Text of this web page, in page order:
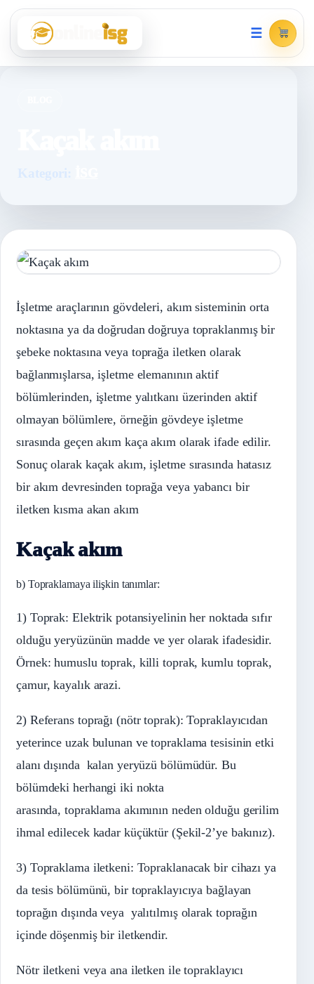
☰
Kategori:
İşletme araçlarının gövdeleri, akım sisteminin orta
noktasına ya da doğrudan doğruya topraklanmış bir
şebeke noktasına veya toprağa iletken olarak
bağlanmışlarsa, işletme elemanının aktif
bölümlerinden, işletme yalıtkanı üzerinden aktif
olmayan bölümlere, örneğin gövdeye işletme
sırasında geçen akım kaça akım olarak ifade edilir.
Sonuç olarak kaçak akım, işletme sırasında hatasız
bir akım devresinden toprağa veya yabancı bir
iletken kısma akan akım
Kaçak akım
b) Topraklamaya ilişkin tanımlar:
1) Toprak: Elektrik potansiyelinin her noktada sıfır
olduğu yeryüzünün madde ve yer olarak ifadesidir.
Örnek: humuslu toprak, killi toprak, kumlu toprak,
çamur, kayalık arazi.
2) Referans toprağı (nötr toprak): Topraklayıcıdan
yeterince uzak bulunan ve topraklama tesisinin etki
alanı dışında kalan yeryüzü bölümüdür. Bu
bölümdeki herhangi iki nokta
arasında, topraklama akımının neden olduğu gerilim
ihmal edilecek kadar küçüktür (Şekil-2’ye bakınız).
3) Topraklama iletkeni: Topraklanacak bir cihazı ya
da tesis bölümünü, bir topraklayıcıya bağlayan
toprağın dışında veya yalıtılmış olarak toprağın
içinde döşenmiş bir iletkendir.
Nötr iletkeni veya ana iletken ile topraklayıcı